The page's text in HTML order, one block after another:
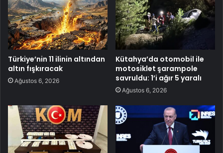
Türkiye’nin 11 ilinin altından
altın fışkıracak
Ağustos 6, 2026
Kütahya’da otomobil ile
motosiklet şarampole
savruldu: 1’i ağır 5 yaralı
Ağustos 6, 2026